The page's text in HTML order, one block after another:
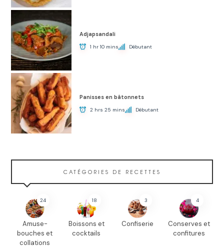
Adjapsandali
1 hr 10 mins Débutant
Panisses en bâtonnets
2 hrs 25 mins Débutant
CATÉGORIES DE RECETTES
24
Amuse-
bouches et
collations
18
Boissons et
cocktails
3
Confiserie
4
Conserves et
confitures